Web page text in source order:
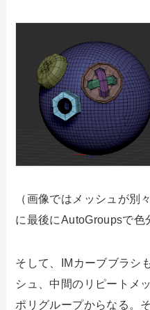
（画像ではメッシュが別
に最後にAutoGroupsで色
そして、IMカーブブラシ
シュ、中間のリピートメ
ポリグループからなる。